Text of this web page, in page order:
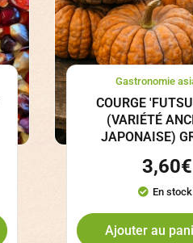
Gastronomie
COURGE
(VARIÉTÉ
JAPONAISE)
3,60€
En
Ajouter au